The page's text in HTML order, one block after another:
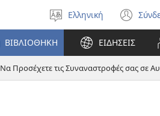
Επιλέξτε
γλώσσα
Ελληνική
νέο
ΒΙΒΛΙΟΘΗΚΗ ΕΙΔΗΣΕΙΣ
Να Προσέχετε τις Συναναστροφές σας σε